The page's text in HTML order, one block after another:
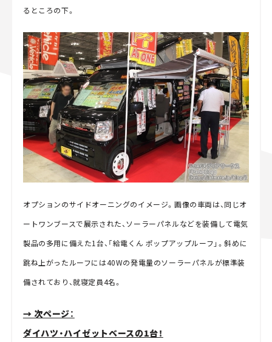
るところの下。
オプションのサイドオーニングのイメージ。画像の車両は、同じオ
ートワンブースで展示された、ソーラーパネルなどを装備して電気
製品の多用に備えた1台、「給電くん ポップアップルーフ」。斜めに
跳ね上がったルーフには40Wの発電量のソーラーパネルが標準装
備されており、就寝定員4名。
→ 次ページ：
ダイハツ・ハイゼットベースの1台！